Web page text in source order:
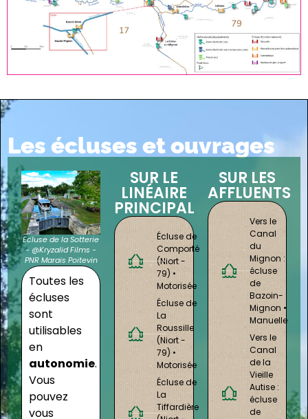
Les écluses et ouvrages
Ecluse de la Sotterie
- @Kryzalid Films -
PNR Marais Poitevin
Toutes les
écluses
sont
utilisables
en
autonomie.
Vous
pouvez
vous
SUR LE
LINÉAIRE
PRINCIPAL
Écluse de
Comporté
(Niort -
79) •
Motorisée
Écluse de
La
Roussille
(Niort -
79) •
Motorisée
Écluse de
La
Tiffardière
SUR LES
AFFLUENTS
Vers le
Canal
du
Mignon :
écluse
de
Bazoin-
Mignon •
Manuelle
Vers le
Canal
de la
Vieille
Autise :
écluse
de